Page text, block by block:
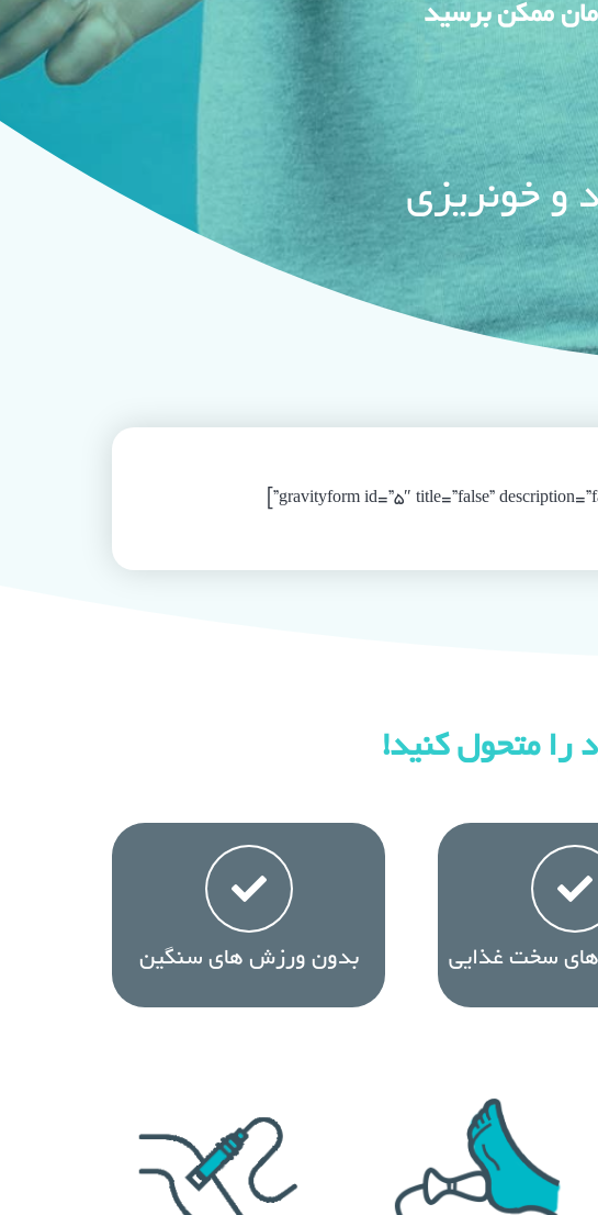
ممکن برسید
و خونریزی
را متحول کنید!
سخت غذایی بدون ورزش های سنگین